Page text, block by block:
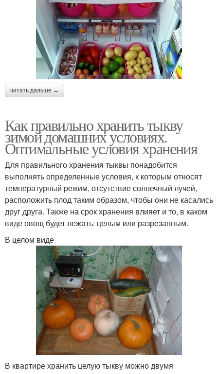
читать дальше →
Как правильно хранить тыкву
зимой домашних условиях.
Оптимальные условия хранения
Для правильного хранения тыквы понадобится
выполнять определенные условия, к которым относят
температурный режим, отсутствие солнечный лучей,
расположить плод таким образом, чтобы они не касались
друг друга. Также на срок хранения влияет и то, в каком
виде овощ будет лежать: целым или разрезанным.
В целом виде
В квартире хранить целую тыкву можно двумя